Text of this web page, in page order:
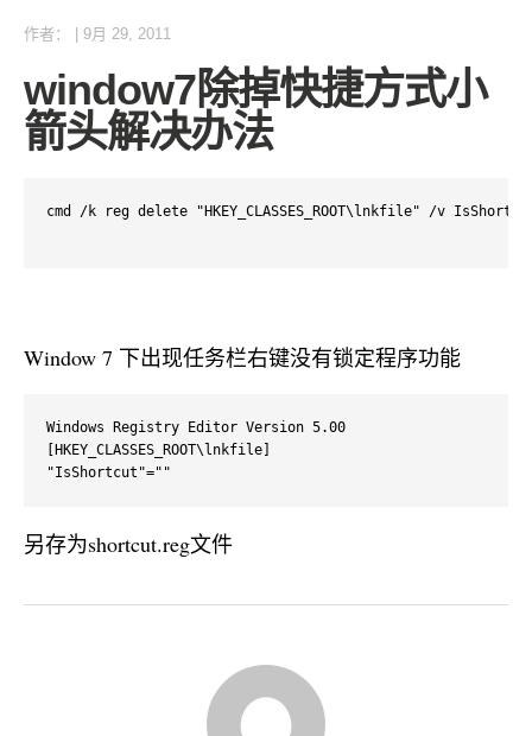
作者： 9月 29, 2011
window7除掉快捷方式小
箭头解决办法
cmd /k reg delete "HKEY_CLASSES_ROOT\lnkfile" /v
Window 7 下出现任务栏右键没有锁定程序功能
Windows Registry Editor Version 5.00
[HKEY_CLASSES_ROOT\lnkfile]
"IsShortcut"=""
另存为shortcut.reg文件